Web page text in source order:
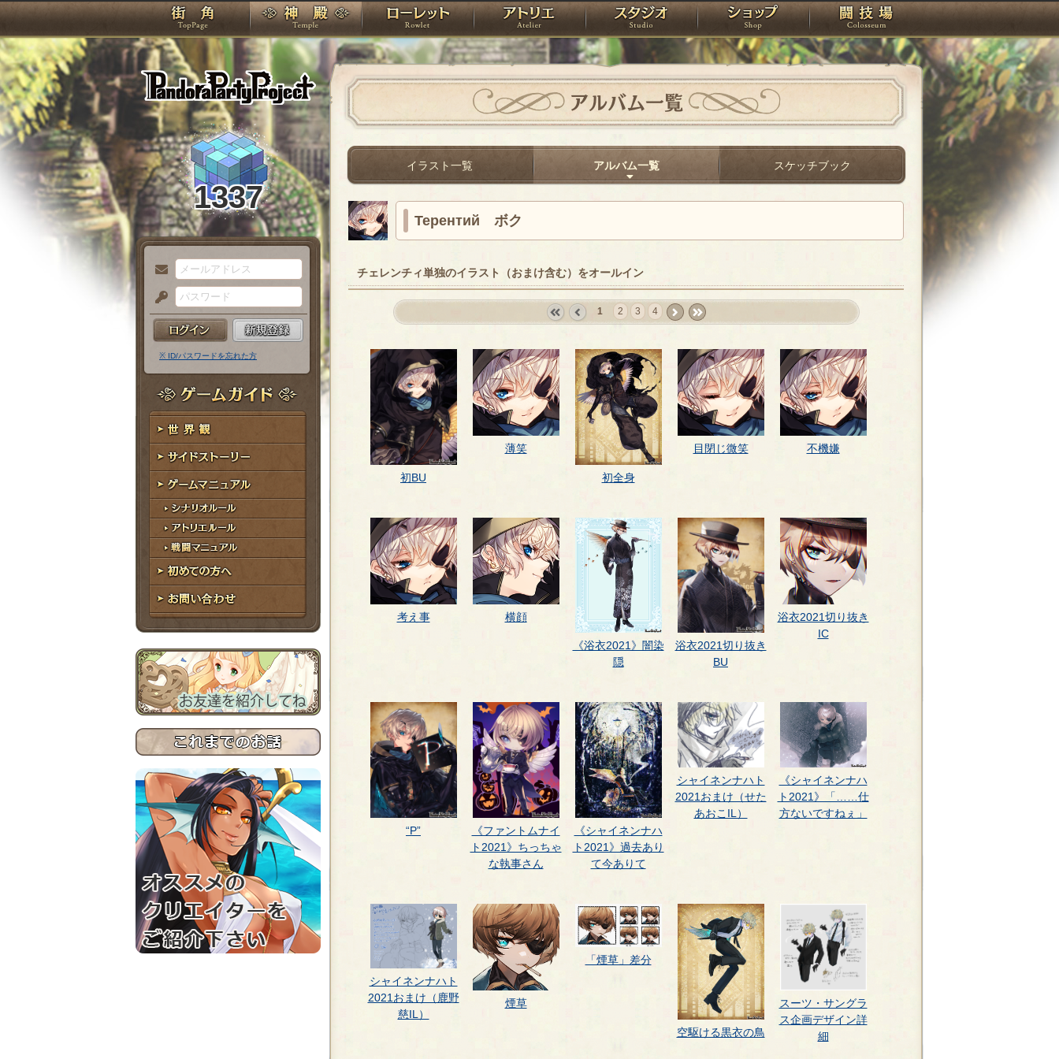
PandoraPartyProject
TOP 神殿 ローレット アトリエ スタジオ ショップ 闘技場
1337
メ
ー
ル
ア
ド
レ
ス
パ
ス
ー
ド
※ ID/パスワードを忘れた方
ゲームガイド
世界観
サイドストーリー
ゲームマニュアル
シナリオルール
アトリエルール
戦闘マニュアル
初めての方へ
お問い合わせ
アルバム一覧
イラスト一覧 アルバム一覧 スケッチブック
Терентий ボク
チェレンチィ単独のイラスト（おまけ含む）をオールイン
first
prev
1 2 3
4
»
初BU
薄笑
初全身
目閉じ微笑 不機嫌
考え事 横顔
《浴衣2021》闇染
隠
浴衣2021切り抜き
BU
浴衣2021切り抜き
IC
“P”
《ファントムナイ
ト2021》ちっちゃ
な執事さん
《シャイネンナハ
ト2021》過去あり
て今ありて
シャイネンナハト
2021おまけ（せた
あおこIL）
《シャイネンナハ
ト2021》「……仕
方ないですねぇ」
シャイネンナハト
2021おまけ（鹿野
慈IL）
煙草
「煙草」差分
空駆ける黒衣の鳥
スーツ・サングラ
ス企画デザイン詳
細